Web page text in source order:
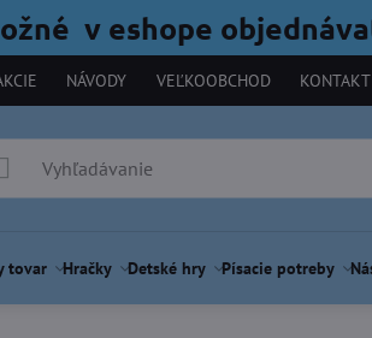
v eshope
NÁVODY VEĽKOOBCHOD KONTAKT
tovar Hračky Detské hry Písacie potreby